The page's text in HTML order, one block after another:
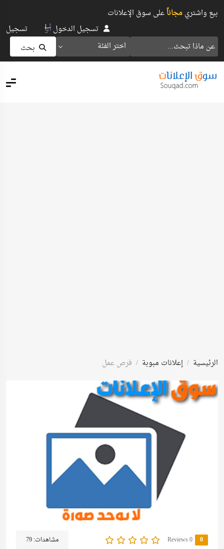
بيع واشتريمجاناًعلى سوق الإعلانات
اختر الفئة بحث
تسجيل الدخولأو تسجيل
الرئيسية إعلانات مبوبة فرص عمل
0
0 Reviews مشاهدات:79